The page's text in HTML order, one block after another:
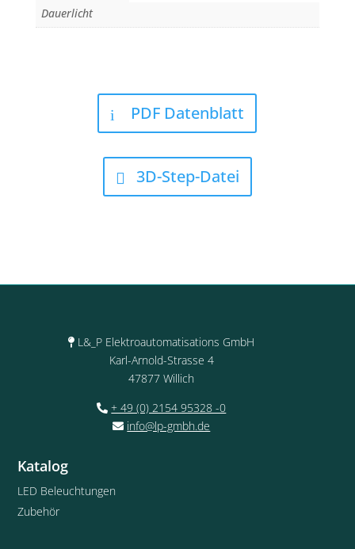
Dauerlicht
PDF Datenblatt
3D-Step-Datei
L&_P Elektroautomatisations GmbH
Karl-Arnold-Strasse 4
47877 Willich
+ 49 (0) 2154 95328 -0
info@lp-gmbh.de
Katalog
LED Beleuchtungen
Zubehör